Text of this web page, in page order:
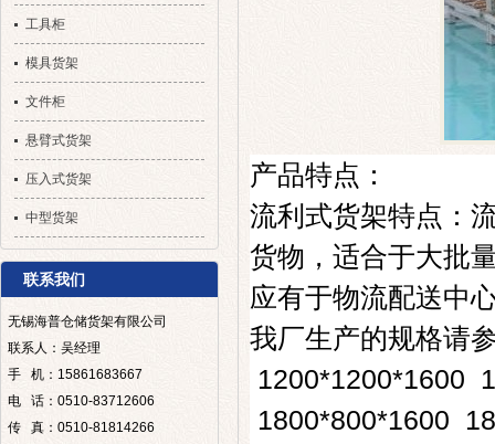
产品特点：
流利式货架特点：
货物，适合于大批
应有于物流配送中
我厂生产的规格请
1200*1200*1600
1800*800*1600
工具柜
模具货架
文件柜
悬臂式货架
压入式货架
中型货架
联系我们
无锡海普仓储货架有限公司
联系人：吴经理
手 机：15861683667
电 话：0510-83712606
传 真：0510-81814266